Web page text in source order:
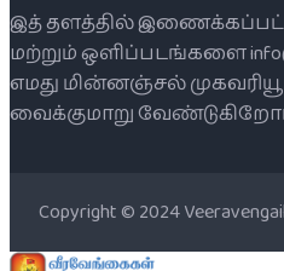
இத் தளத்தில்
மற்றும் ஒளிப்படங்களை
எமது மின்னஞ்சல்
வைக்குமாறு
Copyright © 2024